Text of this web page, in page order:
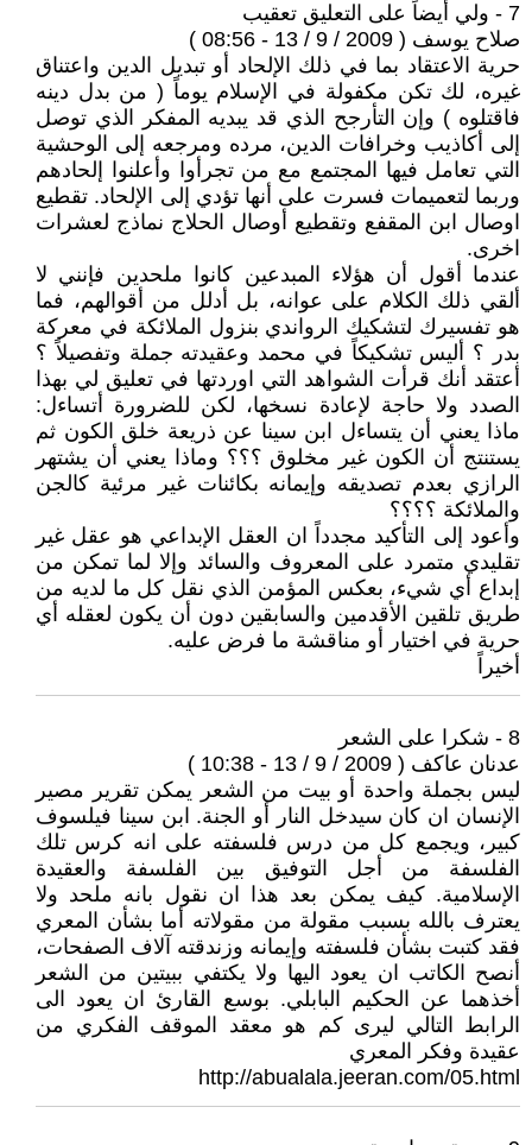
7 - ولي أيضاً على التعليق تعقيب
صلاح يوسف ( 2009 / 9 / 13 - 08:56 )
حرية الاعتقاد بما في ذلك الإلحاد أو تبديل الدين واعتناق
غيره، لك تكن مكفولة في الإسلام يوماً ( من بدل دينه
فاقتلوه ) وإن التأرجح الذي قد يبديه المفكر الذي توصل
إلى أكاذيب وخرافات الدين، مرده ومرجعه إلى الوحشية
التي تعامل فيها المجتمع مع من تجرأوا وأعلنوا إلحادهم
وربما لتعميمات فسرت على أنها تؤدي إلى الإلحاد. تقطيع
اوصال ابن المقفع وتقطيع أوصال الحلاج نماذج لعشرات
اخرى.
عندما أقول أن هؤلاء المبدعين كانوا ملحدين فإنني لا
ألقي ذلك الكلام على عوانه، بل أدلل من أقوالهم، فما
هو تفسيرك لتشكيك الرواندي بنزول الملائكة في معركة
بدر ؟ أليس تشكيكاً في محمد وعقيدته جملة وتفصيلاً ؟
أعتقد أنك قرأت الشواهد التي اوردتها في تعليق لي بهذا
الصدد ولا حاجة لإعادة نسخها، لكن للضرورة أتساءل:
ماذا يعني أن يتساءل ابن سينا عن ذريعة خلق الكون ثم
يستنتج أن الكون غير مخلوق ؟؟؟ وماذا يعني أن يشتهر
الرازي بعدم تصديقه وإيمانه بكائنات غير مرئية كالجن
والملائكة ؟؟؟؟
وأعود إلى التأكيد مجدداً ان العقل الإبداعي هو عقل غير
تقليدي متمرد على المعروف والسائد وإلا لما تمكن من
إبداع أي شيء، بعكس المؤمن الذي نقل كل ما لديه من
طريق تلقين الأقدمين والسابقين دون أن يكون لعقله أي
حرية في اختيار أو مناقشة ما فرض عليه.
أخيراً
8 - شكرا على الشعر
عدنان عاكف ( 2009 / 9 / 13 - 10:38 )
ليس بجملة واحدة أو بيت من الشعر يمكن تقرير مصير
الإنسان ان كان سيدخل النار أو الجنة. ابن سينا فيلسوف
كبير، ويجمع كل من درس فلسفته على انه كرس تلك
الفلسفة من أجل التوفيق بين الفلسفة والعقيدة
الإسلامية. كيف يمكن بعد هذا ان نقول بانه ملحد ولا
يعترف بالله بسبب مقولة من مقولاته أما بشأن المعري
فقد كتبت بشأن فلسفته وإيمانه وزندقته آلاف الصفحات،
أنصح الكاتب ان يعود اليها ولا يكتفي ببيتين من الشعر
أخذهما عن الحكيم البابلي. بوسع القارئ ان يعود الى
الرابط التالي ليرى كم هو معقد الموقف الفكري من
عقيدة وفكر المعري
http://abualala.jeeran.com/05.html